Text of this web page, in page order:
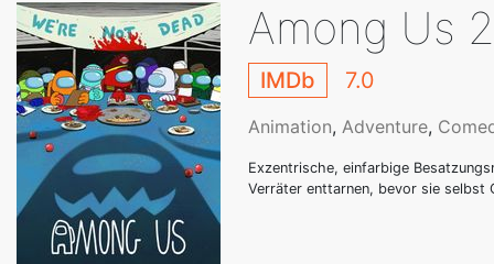
Among Us
IMDb 7.0
Animation, Adventure,
Exzentrische, einfarbige
Verräter enttarnen, bevor sie selbst